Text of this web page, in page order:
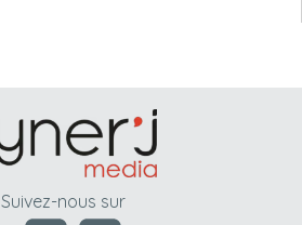
Suivez-nous sur